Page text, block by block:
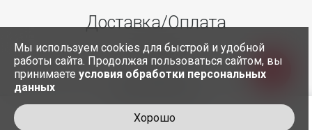
Доставка/Оплата
О нас
Мы используем cookies для быстрой и удобной
работы сайта. Продолжая пользоваться сайтом, вы
принимаете условия обработки персональных
данных
Хорошо